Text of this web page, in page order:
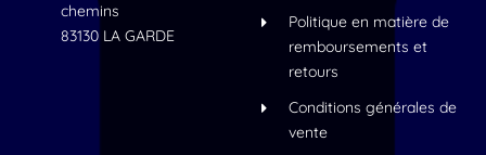
Politique en matière de
remboursements et
retours
Conditions générales de
vente
chemins
83130 LA GARDE